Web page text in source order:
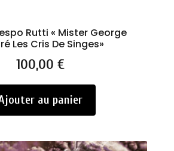
Rutti « Mister George
Les Cris De Singes»
Prix
100,00 €
au panier